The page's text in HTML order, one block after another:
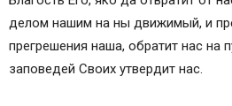
делом нашим на ны движимый, и
прегрешения наша, обратит нас на
заповедей Своих утвердит нас.